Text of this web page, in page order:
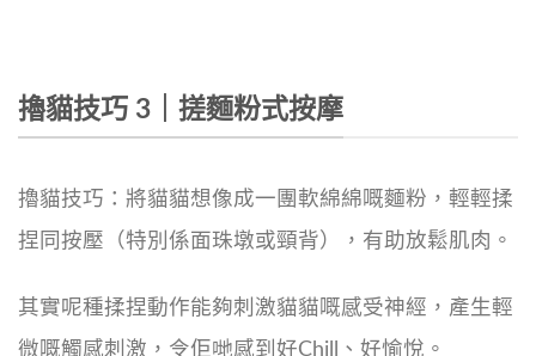
擼貓技巧 3｜搓麵粉式按摩
擼貓技巧：將貓貓想像成一團軟綿綿嘅麵粉，輕輕揉
捏同按壓（特別係面珠墩或頸背），有助放鬆肌肉。
其實呢種揉捏動作能夠刺激貓貓嘅感受神經，產生輕
微嘅觸感刺激，令佢哋感到好Chill、好愉悅。